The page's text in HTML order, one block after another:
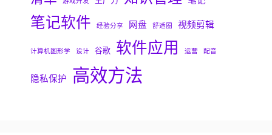
笔记软件 经验分享 网盘 舒适圈 视频剪辑
计算机图形学 设计 谷歌 软件应用 运营 配音
隐私保护 高效方法